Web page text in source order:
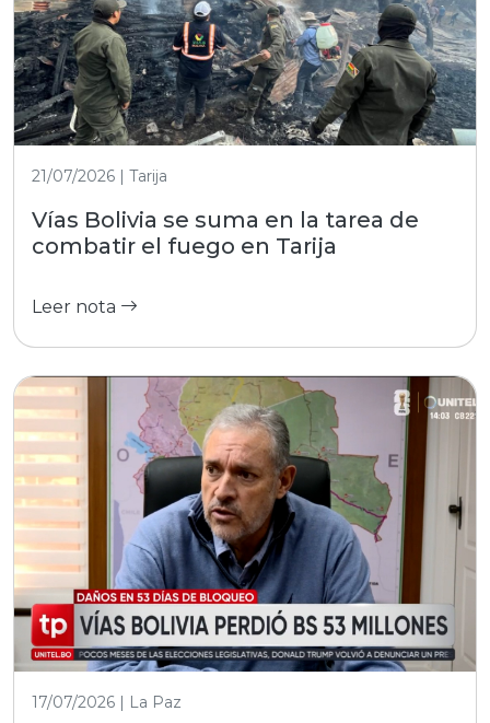
21/07/2026 | Tarija
Vías Bolivia se suma en la tarea de
combatir el fuego en Tarija
Leer nota
17/07/2026 | La Paz